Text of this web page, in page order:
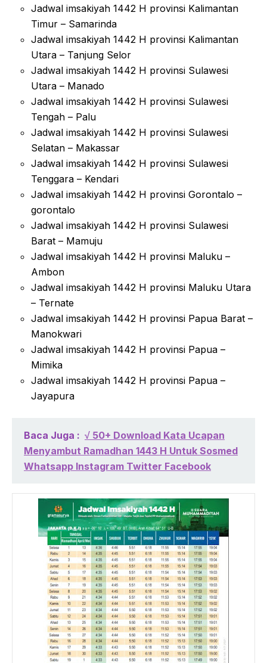
Jadwal imsakiyah 1442 H provinsi Kalimantan
Timur – Samarinda
Jadwal imsakiyah 1442 H provinsi Kalimantan
Utara – Tanjung Selor
Jadwal imsakiyah 1442 H provinsi Sulawesi
Utara – Manado
Jadwal imsakiyah 1442 H provinsi Sulawesi
Tengah – Palu
Jadwal imsakiyah 1442 H provinsi Sulawesi
Selatan – Makassar
Jadwal imsakiyah 1442 H provinsi Sulawesi
Tenggara – Kendari
Jadwal imsakiyah 1442 H provinsi Gorontalo –
gorontalo
Jadwal imsakiyah 1442 H provinsi Sulawesi
Barat – Mamuju
Jadwal imsakiyah 1442 H provinsi Maluku –
Ambon
Jadwal imsakiyah 1442 H provinsi Maluku Utara
– Ternate
Jadwal imsakiyah 1442 H provinsi Papua Barat –
Manokwari
Jadwal imsakiyah 1442 H provinsi Papua –
Mimika
Jadwal imsakiyah 1442 H provinsi Papua –
Jayapura
Baca Juga : √ 50+ Download Kata Ucapan
Menyambut Ramadhan 1443 H Untuk Sosmed
Whatsapp Instagram Twitter Facebook